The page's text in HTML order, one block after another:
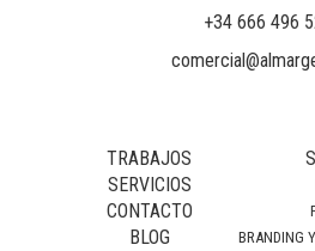
+34 666 496
TRABAJOS
SERVICIOS
CONTACTO
BLOG
BRANDING